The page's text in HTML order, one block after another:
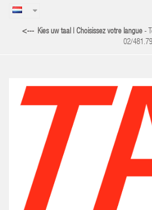
<--- Kies uw taal | Choisissez votre langue-
02/